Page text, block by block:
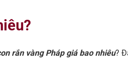
rắn vàng Pháp giá bao nhiêu?